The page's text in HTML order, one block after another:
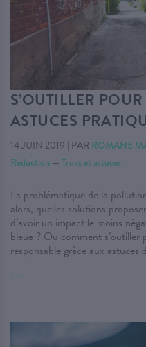
S’OUTILLER
ASTUCES
14 JUIN 2019 | PAR ROMANE
Réduction — Trucs et astuces
La problématique de la
alors, quelles solutions
d’avoir un impact le moins
bleue ? Ou comment
responsable grâce aux astuces
. . .